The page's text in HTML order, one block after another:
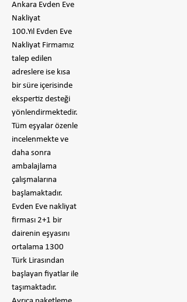
Ankara Evden Eve
Nakliyat
100.Yıl Evden Eve
Nakliyat Firmamız
talep edilen
adreslere ise kısa
bir süre içerisinde
ekspertiz desteği
yönlendirmektedir.
Tüm eşyalar özenle
incelenmekte ve
daha sonra
ambalajlama
çalışmalarına
başlamaktadır.
Evden Eve nakliyat
firması 2+1 bir
dairenin eşyasını
ortalama 1300
Türk Lirasından
başlayan fiyatlar ile
taşımaktadır.